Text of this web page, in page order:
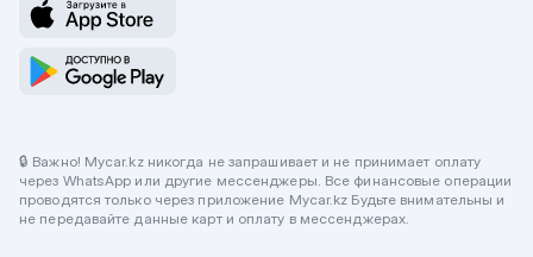
🔒 Важно! Mycar.kz никогда не запрашивает и не принимает оплату
через WhatsApp или другие мессенджеры. Все финансовые операции
проводятся только через приложение Mycar.kz Будьте внимательны и
не передавайте данные карт и оплату в мессенджерах.